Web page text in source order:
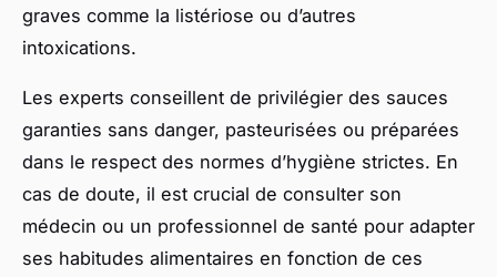
graves comme la listériose ou d’autres
intoxications.
Les experts conseillent de privilégier des sauces
garanties sans danger, pasteurisées ou préparées
dans le respect des normes d’hygiène strictes. En
cas de doute, il est crucial de consulter son
médecin ou un professionnel de santé pour adapter
ses habitudes alimentaires en fonction de ces